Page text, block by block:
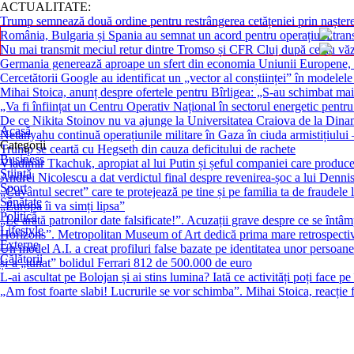
ACTUALITATE:
Trump semnează două ordine pentru restrângerea cetățeniei prin
România, Bulgaria și Spania au semnat un acord pentru operațiuni
Nu mai transmit meciul retur dintre Tromso și CFR Cluj după ce au
Germania generează aproape un sfert din economia Uniunii
Cercetătorii Google au identificat un „vector al conștiinței” în
Mihai Stoica, anunț despre ofertele pentru Bîrligea: „S-au schimbat
„Va fi înființat un Centru Operativ Național în sectorul energetic
De ce Nikita Stoinov nu va ajunge la Universitatea Craiova de la
Netanyahu continuă operațiunile militare în Gaza în ciuda armistițiului
Trump se ceartă cu Hegseth din cauza deficitului de rachete
Vladimir Tkachuk, apropiat al lui Putin și șeful companiei care
Andrei Nicolescu a dat verdictul final despre revenirea-șoc a lui
„Cuvântul secret” care te protejează pe tine și pe familia ta de
„Europa îi va simți lipsa”
„Le arată patronilor date falsificate!”. Acuzații grave despre ce se
Horizons”. Metropolitan Museum of Art dedică prima mare
Un model A.I. a creat profiluri false bazate pe identitatea unor
și-a „tunat” bolidul Ferrari 812 de 500.000 de euro
L-ai ascultat pe Bolojan și ai stins lumina? Iată ce activități poți face
„Am fost foarte slabi! Lucrurile se vor schimba”. Mihai Stoica, reacție
Acasă
Categorii
Business
Știință
Sport
Sănătate
Politică
Lifestyle
Externe
Călătorii